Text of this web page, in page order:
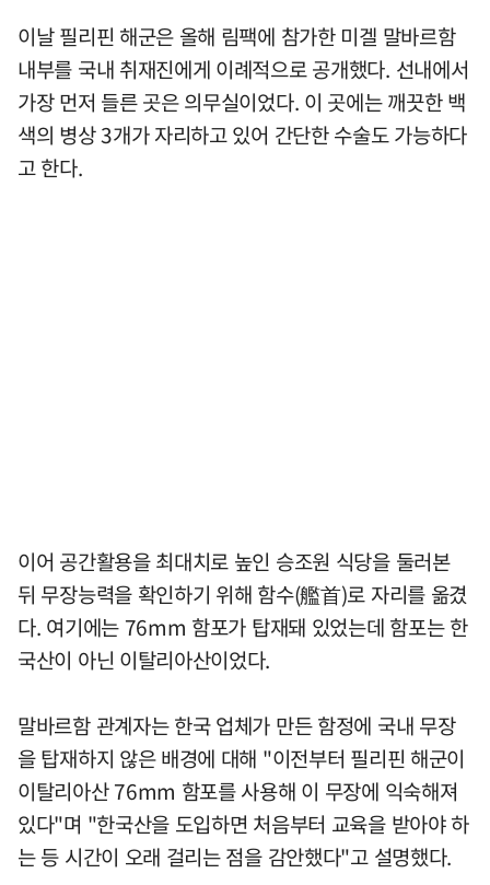
이날 필리핀 해군은 올해 림팩에 참가한 미겔 말바르함
내부를 국내 취재진에게 이례적으로 공개했다. 선내에서
가장 먼저 들른 곳은 의무실이었다. 이 곳에는 깨끗한 백
색의 병상 3개가 자리하고 있어 간단한 수술도 가능하다
고 한다.
이어 공간활용을 최대치로 높인 승조원 식당을 둘러본
뒤 무장능력을 확인하기 위해 함수(艦首)로 자리를 옮겼
다. 여기에는 76mm 함포가 탑재돼 있었는데 함포는 한
국산이 아닌 이탈리아산이었다.
말바르함 관계자는 한국 업체가 만든 함정에 국내 무장
을 탑재하지 않은 배경에 대해 "이전부터 필리핀 해군이
이탈리아산 76mm 함포를 사용해 이 무장에 익숙해져
있다"며 "한국산을 도입하면 처음부터 교육을 받아야 하
는 등 시간이 오래 걸리는 점을 감안했다"고 설명했다.